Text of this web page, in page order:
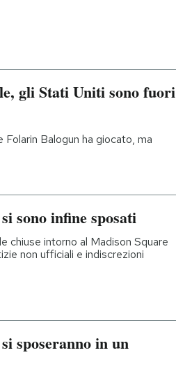
gli Stati Uniti sono fuori
Balogun ha giocato, ma
sono infine sposati
chiuse intorno al Madison Square
non ufficiali e indiscrezioni
sposeranno in un